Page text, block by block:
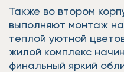
Также во втором
выполняют монтаж
теплой уютной
жилой комплекс
финальный яркий